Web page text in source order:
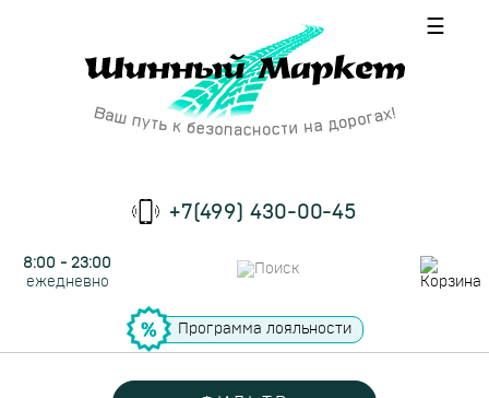
☰
+7(499) 430-00-45
8:00 - 23:00
ежедневно
Программа лояльности